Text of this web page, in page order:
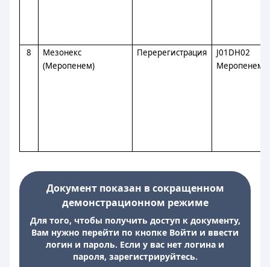
8
Мезонекс
(Меропенем)
Перерегистрация
J01DH02
Меропенем
Документ показан в сокращенном
демонстрационном режиме
Для того, чтобы получить доступ к документу,
Вам нужно перейти по кнопке Войти и ввести
логин и пароль. Если у вас нет логина и
пароля, зарегистрируйтесь.